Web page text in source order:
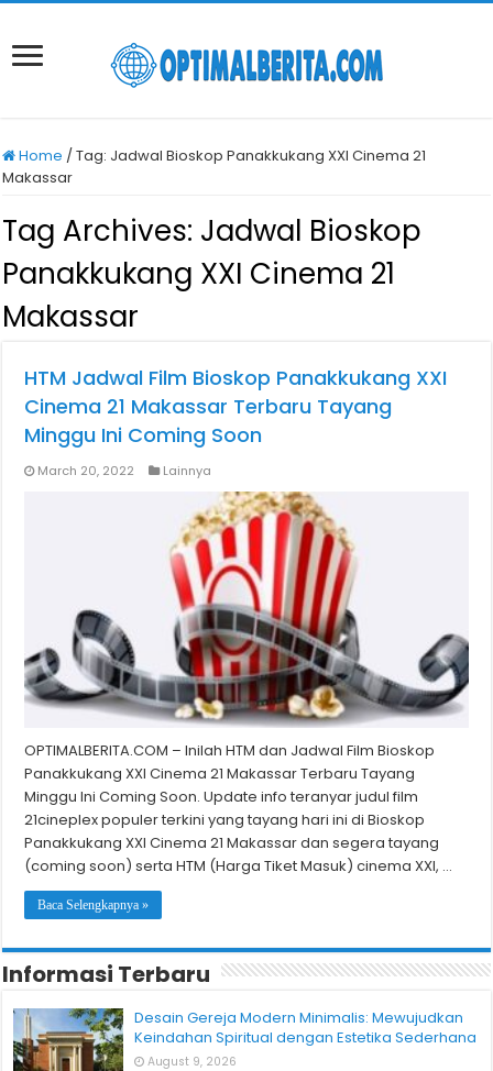
Home /Tag: Jadwal Bioskop Panakkukang XXI Cinema 21
Makassar
Tag Archives: Jadwal Bioskop
Panakkukang XXI Cinema 21
Makassar
HTM Jadwal Film Bioskop Panakkukang XXI
Cinema 21 Makassar Terbaru Tayang
Minggu Ini Coming Soon
March 20, 2022 Lainnya
OPTIMALBERITA.COM – Inilah HTM dan Jadwal Film Bioskop
Panakkukang XXI Cinema 21 Makassar Terbaru Tayang
Minggu Ini Coming Soon. Update info teranyar judul film
21cineplex populer terkini yang tayang hari ini di Bioskop
Panakkukang XXI Cinema 21 Makassar dan segera tayang
(coming soon) serta HTM (Harga Tiket Masuk) cinema XXI, …
Baca Selengkapnya »
Informasi Terbaru
Desain Gereja Modern Minimalis: Mewujudkan
Keindahan Spiritual dengan Estetika Sederhana
August 9, 2026